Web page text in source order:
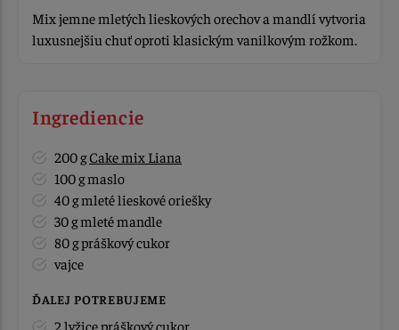
Mix jemne mletých lieskových orechov a mandlí vytvoria
luxusnejšiu chuť oproti klasickým vanilkovým rožkom.
Ingrediencie
200 gCake mix Liana
100 g maslo
40 g mleté lieskové oriešky
30 g mleté mandle
80 g práškový cukor
vajce
ĎALEJ POTREBUJEME
2 lyžice práškový cukor